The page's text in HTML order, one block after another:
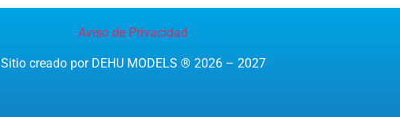
Aviso de Privacidad
Sitio creado por DEHU MODELS ® 2026 – 2027